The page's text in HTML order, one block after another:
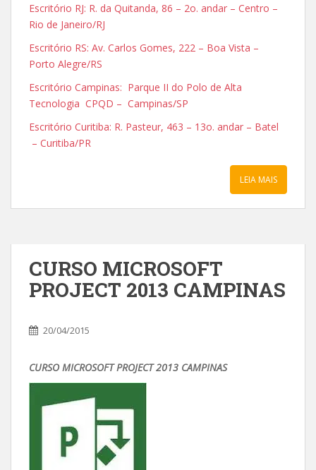
Escritório RJ: R. da Quitanda, 86 – 2o. andar – Centro –
Rio de Janeiro/RJ
Escritório RS: Av. Carlos Gomes, 222 – Boa Vista –
Porto Alegre/RS
Escritório Campinas: Parque II do Polo de Alta
Tecnologia CPQD – Campinas/SP
Escritório Curitiba: R. Pasteur, 463 – 13o. andar – Batel
– Curitiba/PR
LEIA MAIS
CURSO MICROSOFT
PROJECT 2013 CAMPINAS
20/04/2015
CURSO MICROSOFT PROJECT 2013 CAMPINAS